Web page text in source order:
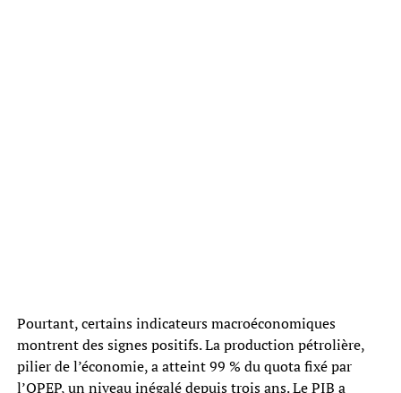
Pourtant, certains indicateurs macroéconomiques
montrent des signes positifs. La production pétrolière,
pilier de l’économie, a atteint 99 % du quota fixé par
l’OPEP, un niveau inégalé depuis trois ans. Le PIB a